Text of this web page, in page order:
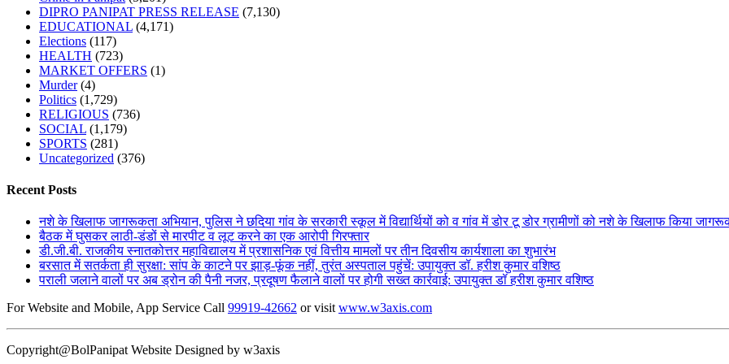
DIPRO PANIPAT PRESS RELEASE (7,130)
EDUCATIONAL (4,171)
Elections (117)
HEALTH (723)
MARKET OFFERS (1)
Murder(4)
Politics (1,729)
RELIGIOUS (736)
SOCIAL (1,179)
SPORTS (281)
Uncategorized (376)
Recent Posts
नशे के खिलाफ जागरूकता अभियान, पुलिस ने छदिया गांव के सरकारी स्कूल में विद्यार्थियों को व गांव में डोर टू डोर ग्रामीणों को नशे के खिलाफ किया
बैठक में घुसकर लाठी-डंडों से मारपीट व लूट करने का एक आरोपी गिरफ्तार
डी.जी.बी. राजकीय स्नातकोत्तर महाविद्यालय में प्रशासनिक एवं वित्तीय मामलों पर तीन दिवसीय कार्यशाला का शुभारंभ
बरसात में सतर्कता ही सुरक्षा: सांप के काटने पर झाड़-फूंक नहीं, तुरंत अस्पताल पहुंचें: उपायुक्त डॉ. हरीश कुमार वशिष्ठ
पराली जलाने वालों पर अब ड्रोन की पैनी नजर, प्रदूषण फैलाने वालों पर होगी सख्त कार्रवाई: उपायुक्त डॉ हरीश कुमार वशिष्ठ
For Website and Mobile, App Service Call 99919-42662 or visit www.w3axis.com
Copyright@BolPanipat Website Designed by w3axis